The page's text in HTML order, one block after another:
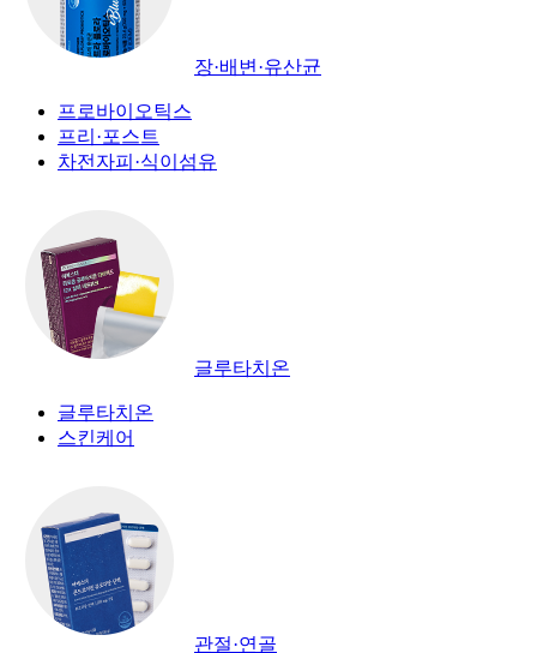
장·배변·유산균
프로바이오틱스
프리·포스트
차전자피·식이섬유
글루타치온
글루타치온
스킨케어
관절·연골